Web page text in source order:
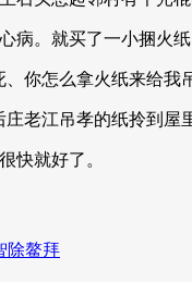
病。就买了一小捆火纸
你怎么拿火纸来给我
老江吊孝的纸拎到屋
快就好了。
除鳌拜